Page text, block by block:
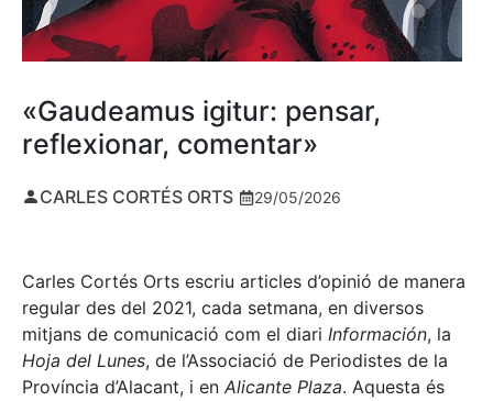
«Gaudeamus igitur: pensar,
reflexionar, comentar»
CARLES CORTÉS ORTS 29/05/2026
Carles Cortés Orts escriu articles d’opinió de manera
regular des del 2021, cada setmana, en diversos
mitjans de comunicació com el diari Información, la
Hoja del Lunes, de l’Associació de Periodistes de la
Província d’Alacant, i en Alicante Plaza. Aquesta és